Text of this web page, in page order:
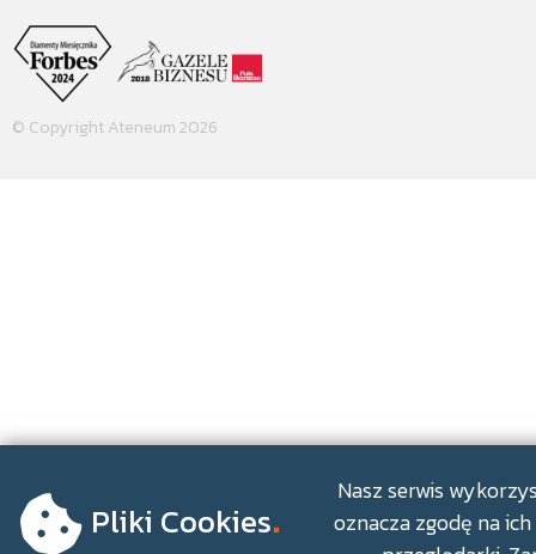
© Copyright Ateneum 2026
Pliki Cookies.
Nasz serwis
oznacza zgodę na